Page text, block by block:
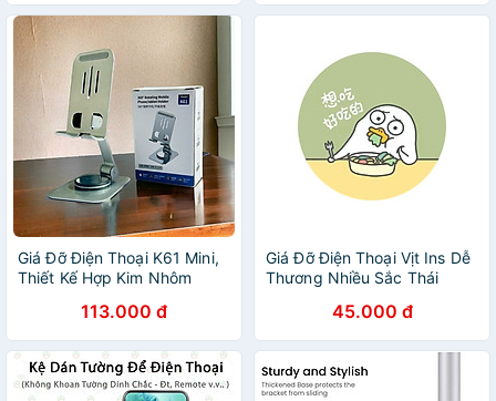
Giá Đỡ Điện Thoại K61 Mini,
Thiết Kế Hợp Kim Nhôm
113.000 đ
Giá Đỡ Điện Thoại Vịt Ins Dễ
Thương Nhiều Sắc Thái
45.000 đ